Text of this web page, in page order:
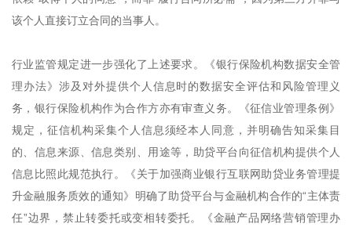
该个人直接订立合同的当事人。
行业监管规定进一步强化了上述要求。《银行保险机构数据安全管
理办法》涉及对外提供个人信息时的数据安全评估和风险管理义
务，银行保险机构作为合作方亦有审查义务。《征信业管理条例》
规定，征信机构采集个人信息须经本人同意，并明确告知采集目
的、信息来源、信息类别、用途等，助贷平台向征信机构提供个人
信息比照此规范执行。《关于加强商业银行互联网助贷业务管理提
升金融服务质效的通知》明确了助贷平台与金融机构合作的“主体责
任”边界，禁止转委托或变相转委托。《金融产品网络营销管理办